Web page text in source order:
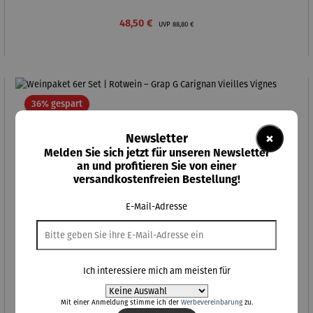
Verkaufspreis:
48,50 € UVP Regulärer Preis:
88,80 €
36% gespartRabatt
×
Newsletter
Melden Sie sich jetzt für unseren Newsletter
an und profitieren Sie von einer
versandkostenfreien Bestellung!
E-Mail-Adresse
Ich interessiere mich am meisten für
Mit einer Anmeldung stimme ich der Werbevereinbarungzu.